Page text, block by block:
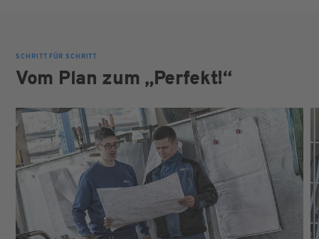
SCHRITT FÜR SCHRITT
Vom Plan zum „Perfekt!“